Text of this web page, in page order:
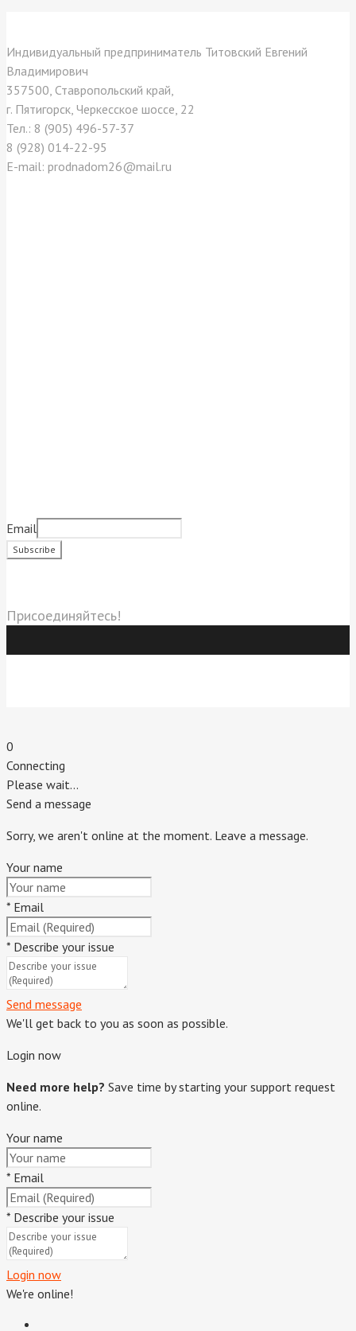
Индивидуальный предприниматель Титовский Евгений
Владимирович
357500, Ставропольский край,
г. Пятигорск, Черкесское шоссе, 22
Тел.: 8 (905) 496-57-37
8 (928) 014-22-95
E-mail: prodnadom26@mail.ru
Email
Присоединяйтесь!
0
Connecting
Please wait...
Send a message
Sorry, we aren't online at the moment. Leave a message.
Your name
* Email
* Describe your issue
Send message
We'll get back to you as soon as possible.
Login now
Need more help? Save time by starting your support request
online.
Your name
* Email
* Describe your issue
Login now
We're online!